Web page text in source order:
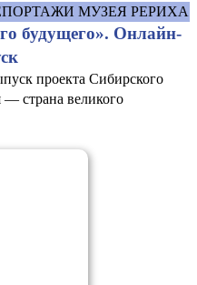
МУЗЕЯ РЕРИХА
будущего». Онлайн-
проекта Сибирского
— страна великого